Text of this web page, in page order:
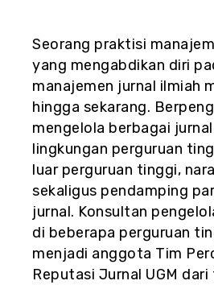
Seorang praktisi
yang mengabdikan diri
manajemen jurnal ilmiah
hingga sekarang.
mengelola berbagai
lingkungan perguruan
luar perguruan tinggi,
sekaligus pendamping
jurnal. Konsultan
di beberapa perguruan
menjadi anggota Tim
Reputasi Jurnal UGM